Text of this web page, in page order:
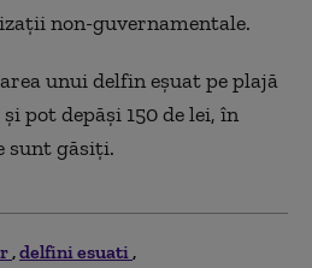
non-guvernamentale.
unui delfin eşuat pe plajă
pot depăşi 150 de lei, în
sunt găsiţi.
delfini esuati